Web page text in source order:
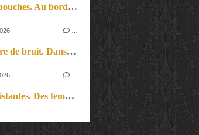
Par les bouches. Au bord des lèvres et sur le bout des langues.
Sans faire de bruit. Dans le microcosme du quotidien, l’exploration théâtrale de la perception sonore.
Les Résistantes. Des femmes dans la guerre. Aussi.